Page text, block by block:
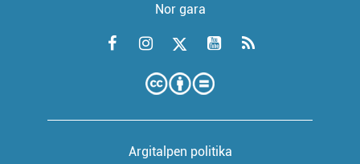
Nor gara
Argitalpen politika